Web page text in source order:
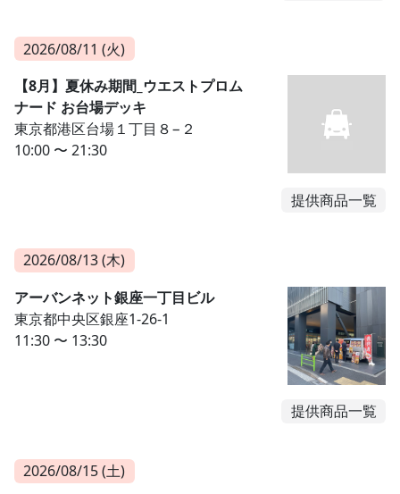
2026/08/11 (火)
【8月】夏休み期間_ウエストプロム
ナード お台場デッキ
東京都港区台場１丁目８−２
10:00 〜 21:30
提供商品一覧
2026/08/13 (木)
アーバンネット銀座一丁目ビル
東京都中央区銀座1-26-1
11:30 〜 13:30
提供商品一覧
2026/08/15 (土)